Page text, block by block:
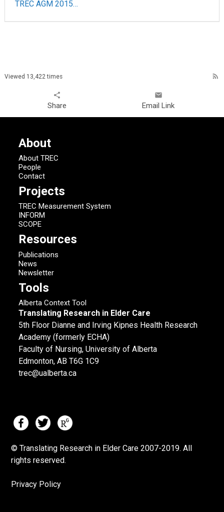
TREC AGM 2015 Panorama_800.jpg
Viewed 13,422 times rss_feed
share
Share
email
Email Link
About
About TREC
People
Contact
Projects
TREC Measurement System
INFORM
SCOPE
Resources
Publications
News
Newsletter
Tools
Alberta Context Tool
Translating Research in Elder Care
5th Floor Dianne and Irving Kipnes Health Research
Academy (formerly ECHA)
Faculty of Nursing, University of Alberta
Edmonton, AB T6G 1C9
trec@ualberta.ca
© Translating Research in Elder Care 2007-2019. All
rights reserved.
Privacy Policy